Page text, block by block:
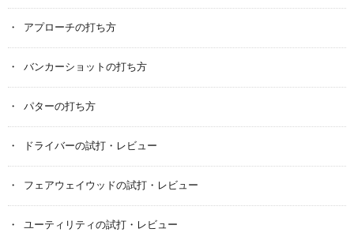
アプローチの打ち方
バンカーショットの打ち方
パターの打ち方
ドライバーの試打・レビュー
フェアウェイウッドの試打・レビュー
ユーティリティの試打・レビュー